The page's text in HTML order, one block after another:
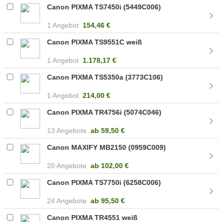
Canon PIXMA TS7450i (5449C006)
1 Angebot 154,46 €
Canon PIXMA TS9551C weiß
1 Angebot 1.178,17 €
Canon PIXMA TS5350a (3773C106)
1 Angebot 214,00 €
Canon PIXMA TR4756i (5074C046)
13 Angebote ab 59,50 €
Canon MAXIFY MB2150 (0959C009)
20 Angebote ab 102,00 €
Canon PIXMA TS7750i (6258C006)
24 Angebote ab 95,50 €
Canon PIXMA TR4551 weiß